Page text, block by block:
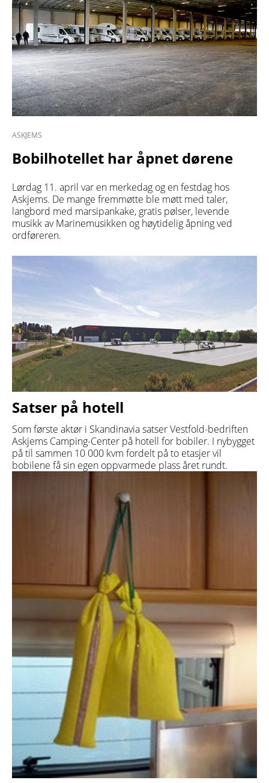
ASKJEMS
Bobilhotellet har åpnet dørene
Lørdag 11. april var en merkedag og en festdag hos
Askjems. De mange fremmøtte ble møtt med taler,
langbord med marsipankake, gratis pølser, levende
musikk av Marinemusikken og høytidelig åpning ved
ordføreren.
Satser på hotell
Som første aktør i Skandinavia satser Vestfold-bedriften
Askjems Camping-Center på hotell for bobiler. I nybygget
på til sammen 10 000 kvm fordelt på to etasjer vil
bobilene få sin egen oppvarmede plass året rundt.